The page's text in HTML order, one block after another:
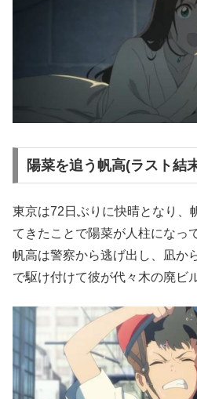
陽菜を追う帆高(ラスト結
東京は72日ぶりに快晴となり、
てきたことで陽菜が人柱になっ
帆高は警察から逃げ出し、凪か
で駆け付けて彼が代々木の廃ビ